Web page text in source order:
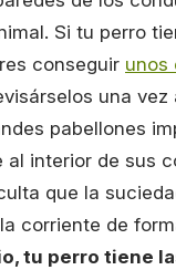
Si tu perro
conseguir unos
una vez
pabellones
al interior de sus
que la
corriente de
tu perro tiene